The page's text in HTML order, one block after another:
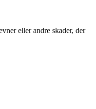
eller andre skader, der